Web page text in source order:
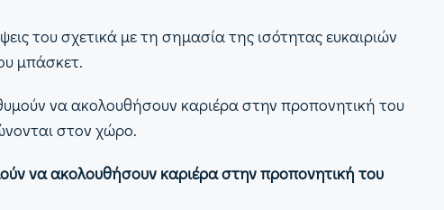
του σχετικά με τη σημασία της ισότητας ευκαιριών
μπάσκετ.
να ακολουθήσουν καριέρα στην προπονητική του
στον χώρο.
να ακολουθήσουν καριέρα στην προπονητική του